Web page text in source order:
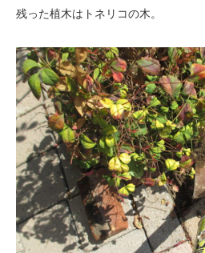
残った植木はトネリコの木。